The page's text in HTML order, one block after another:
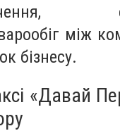
між
бізнесу.
«Давай